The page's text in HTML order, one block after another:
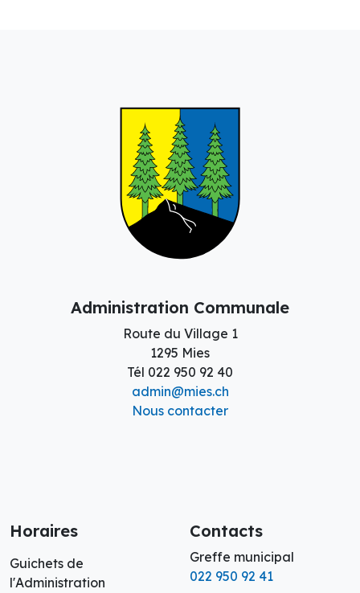
Administration Communale
Route du Village 1
1295 Mies
Tél 022 950 92 40
admin@mies.ch
Nous contacter
Horaires
Guichets de
l'Administration
Contacts
Greffe municipal
022 950 92 41